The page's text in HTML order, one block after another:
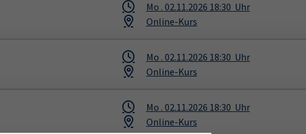
Mo . 02.11.2026 18:30 Uhr
Online-Kurs
Mo . 02.11.2026 18:30 Uhr
Online-Kurs
Mo . 02.11.2026 18:30 Uhr
Online-Kurs